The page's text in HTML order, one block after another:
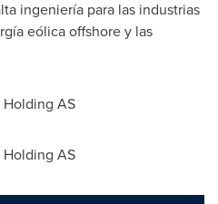
ingeniería para las industrias
eólica offshore y las
Holding AS
Holding AS